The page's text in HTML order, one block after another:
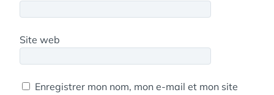
Site web
Enregistrer mon nom, mon e-mail et mon site